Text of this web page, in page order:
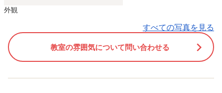
最後まで読み切る達成感を味
自信につなげる というねらい
があります🌱 一つひとつの
成功体験を積み重ねること
に歩き始めました🐠 す
自然と「こっちにおいで
「一緒に泳ごう！」と子
同士のやりとりが生まれ
外観
すべての写真を見る
教室の雰囲気について問い合わせる